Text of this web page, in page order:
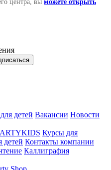
центра, вы можете открыть
детей Вакансии Новости
Курсы для
детей Контакты компании
Каллиграфия